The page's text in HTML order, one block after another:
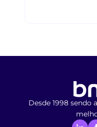
Desde 1998 sendo